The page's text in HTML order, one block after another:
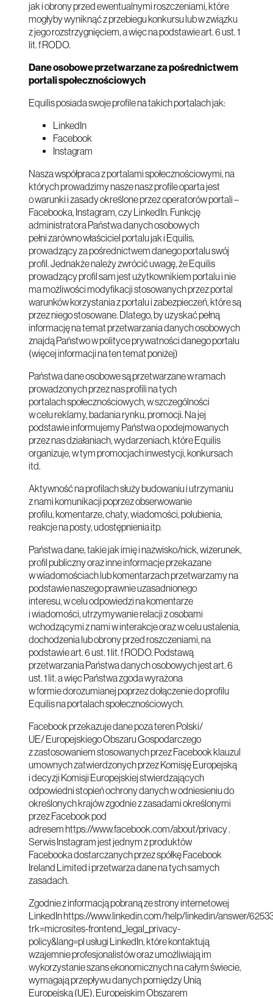
jak i obrony przed ewentualnymi roszczeniami, które
mogłyby wyniknąć z przebiegu konkursu lub w związku
z jego rozstrzygnięciem, a więc na podstawie art. 6 ust. 1
lit. f RODO.
Dane osobowe przetwarzane za pośrednictwem
portali społecznościowych
Equilis posiada swoje profile na takich portalach jak:
LinkedIn
Facebook
Instagram
Nasza współpraca z portalami społecznościowymi, na
których prowadzimy nasze nasz profile oparta jest
o warunki i zasady określone przez operatorów portali –
Facebooka, Instagram, czy LinkedIn. Funkcję
administratora Państwa danych osobowych
pełni zarówno właściciel portalu jak i Equilis,
prowadzący za pośrednictwem danego portalu swój
profil. Jednakże należy zwrócić uwagę, że Equilis
prowadzący profil sam jest użytkownikiem portalu i nie
ma możliwości modyfikacji stosowanych przez portal
warunków korzystania z portalu i zabezpieczeń, które są
przez niego stosowane. Dlatego, by uzyskać pełną
informację na temat przetwarzania danych osobowych
znajdą Państwo w polityce prywatności danego portalu
(więcej informacji na ten temat poniżej)
Państwa dane osobowe są przetwarzane w ramach
prowadzonych przez nas profili na tych
portalach społecznościowych, w szczególności
w celu reklamy, badania rynku, promocji. Na jej
podstawie informujemy Państwa o podejmowanych
przez nas działaniach, wydarzeniach, które Equilis
organizuje, w tym promocjach inwestycji, konkursach
itd.
Aktywność na profilach służy budowaniu i utrzymaniu
z nami komunikacji poprzez obserwowanie
profilu, komentarze, chaty, wiadomości, polubienia,
reakcje na posty, udostępnienia itp.
Państwa dane, takie jak imię i nazwisko/nick, wizerunek,
profil publiczny oraz inne informacje przekazane
w wiadomościach lub komentarzach przetwarzamy na
podstawie naszego prawnie uzasadnionego
interesu, w celu odpowiedzi na komentarze
i wiadomości, utrzymywanie relacji z osobami
wchodzącymi z nami w interakcje oraz w celu ustalenia,
dochodzenia lub obrony przed roszczeniami, na
podstawie art. 6 ust. 1 lit. f RODO. Podstawą
przetwarzania Państwa danych osobowych jest art. 6
ust. 1 lit. a więc Państwa zgoda wyrażona
w formie dorozumianej poprzez dołączenie do profilu
Equilis na portalach społecznościowych.
Facebook przekazuje dane poza teren Polski/
UE/ Europejskiego Obszaru Gospodarczego
z zastosowaniem stosowanych przez Facebook klauzul
umownych zatwierdzonych przez Komisję Europejską
i decyzji Komisji Europejskiej stwierdzających
odpowiedni stopień ochrony danych w odniesieniu do
określonych krajów zgodnie z zasadami określonymi
przez Facebook pod
adresem https://www.facebook.com/about/privacy.
Serwis Instagram jest jednym zproduktów
Facebookadostarczanych przez spółkę Facebook
Ireland Limited i przetwarza dane na tych samych
zasadach.
Zgodnie z informacją pobraną ze strony internetowej
LinkedInhttps://www.linkedin.com/help/linkedin/answer/
trk=microsites-frontend_legal_privacy-
policy&lang=pl usługi LinkedIn, które kontaktują
wzajemnie profesjonalistów oraz umożliwiają im
wykorzystanie szans ekonomicznych na całym świecie,
wymagają przepływu danych pomiędzy Unią
Europejską (UE), Europejskim Obszarem